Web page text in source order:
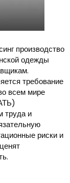
производство
одежды
требование
всем мире
труда и
риски и